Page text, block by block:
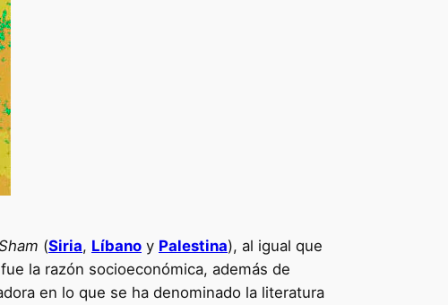
(Siria, Líbano y Palestina), al igual que
la razón socioeconómica, además de
en lo que se ha denominado la literatura